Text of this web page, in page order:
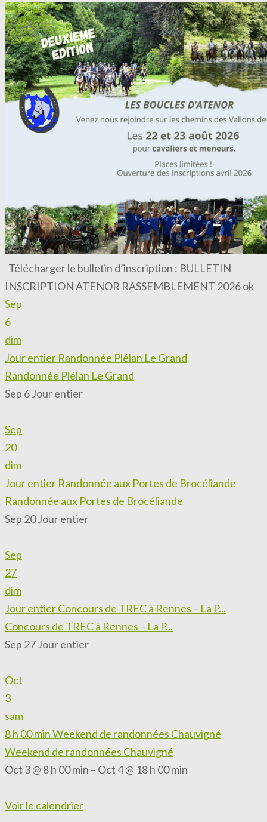
Télécharger le bulletin d’inscription : BULLETIN
INSCRIPTION ATENOR RASSEMBLEMENT 2026 ok
Sep
6
dim
Jour entier Randonnée Plélan Le Grand
Randonnée Plélan Le Grand
Sep 6Jour entier
Sep
20
dim
Jour entier Randonnée aux Portes de Brocéliande
Randonnée aux Portes de Brocéliande
Sep 20Jour entier
Sep
27
dim
Jour entierConcours de TREC à Rennes – La P...
Concours de TREC à Rennes – La P...
Sep 27Jour entier
Oct
3
sam
8 h 00 minWeekend de randonnées Chauvigné
Weekend de randonnées Chauvigné
Oct 3 @ 8 h 00 min – Oct 4 @ 18 h 00 min
Voir le calendrier